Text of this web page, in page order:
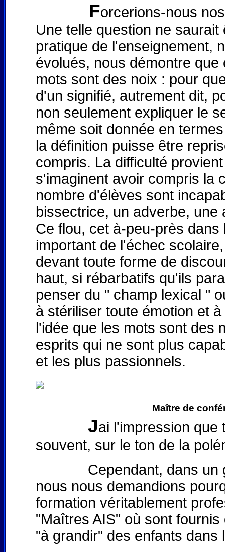
Forcerions-nous
Une telle question ne
pratique de l'enseignement,
évolués, nous démontre
mots sont des noix : pour
d'un signifié, autrement dit,
non seulement expliquer le
même soit donnée en
la définition puisse être
compris. La difficulté
s'imaginent avoir compris la
nombre d'élèves sont
bissectrice, un adverbe, une
Ce flou, cet à-peu-près
important de l'échec
devant toute forme de
haut, si rébarbatifs qu'ils
penser du " champ lexical "
à stériliser toute émotion et
l'idée que les mots sont des
esprits qui ne sont plus
et les plus passionnels.
Maître de
Jai l'impression que
souvent, sur le ton de la
Cependant, dans un
nous nous demandions
formation véritablement
"Maîtres AIS" où sont
"à grandir" des enfants